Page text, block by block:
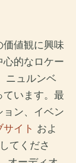
価値観に興味
的なロケー
ニュルンベ
います。最
ン、イベン
イト およ
てくださ